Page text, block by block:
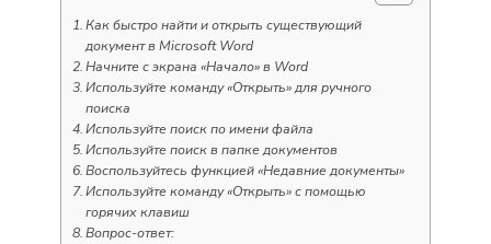
Как быстро найти и открыть существующий
документ в Microsoft Word
Начните с экрана «Начало» в Word
Используйте команду «Открыть» для ручного
поиска
Используйте поиск по имени файла
Используйте поиск в папке документов
Воспользуйтесь функцией «Недавние документы»
Используйте команду «Открыть» с помощью
горячих клавиш
Вопрос-ответ: